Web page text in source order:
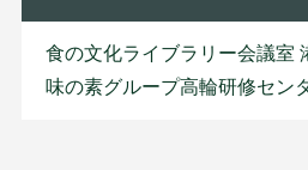
食の文化ライブラリー会議室
味の素グループ高輪研修セン